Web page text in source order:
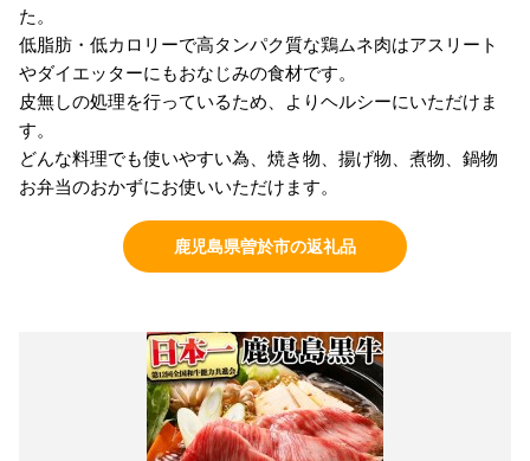
た。
低脂肪・低カロリーで高タンパク質な鶏ムネ肉はアスリート
やダイエッターにもおなじみの食材です。
皮無しの処理を行っているため、よりヘルシーにいただけま
す。
どんな料理でも使いやすい為、焼き物、揚げ物、煮物、鍋物
お弁当のおかずにお使いいただけます。
鹿児島県曽於市の返礼品